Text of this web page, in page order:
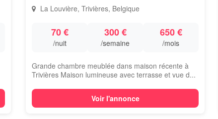
La Louvière, Trivières, Belgique
70 €
/nuit
300 €
/semaine
650 €
/mois
Grande chambre meublée dans maison récente à
Trivières Maison lumineuse avec terrasse et vue d...
Voir l'annonce